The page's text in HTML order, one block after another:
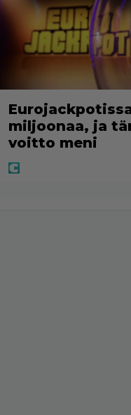
miljoonaa, ja
voitto meni